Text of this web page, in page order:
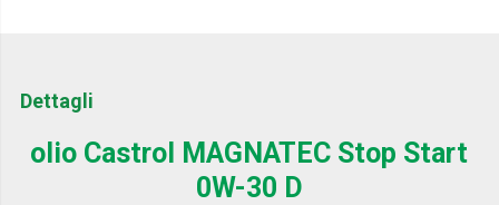
Dettagli
olio Castrol MAGNATEC Stop Start
0W-30 D